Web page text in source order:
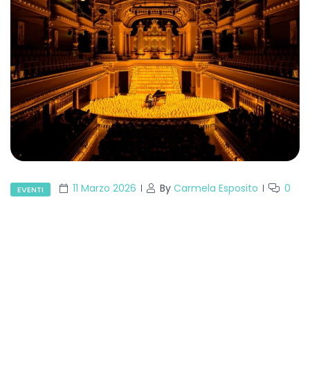
EVENTI 11 Marzo 2026 By Carmela Esposito 0